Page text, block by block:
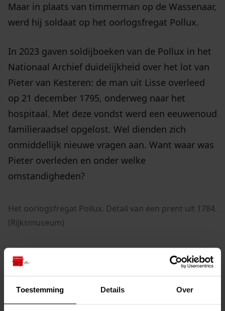
Toestemming Details Over
Maar in plaats van timmerman op de Wassenaar,
werd hij soldaat op het oorlogsfregat Pollux.
In 2023 gaven soldijboeken van de Pollux in het
Nationaal Archief duidelijkheid over het lot van
Pieter van Kesteren: de man uit Lisse overleed
op 21 december 1795, onderweg naar het
hospitaal. Met deze vondst werd een eeuwenoud
familieraadsel opgelost. Wel dienden zich
onmiddellijk nieuwe vragen aan. Want waar was
Pieter overleden en onder welke
omstandigheden?
Het oorlogsfregat Pollux. Detail van een prent uit 1784.
(Rijksmuseum)
marinehospitaal enkhuizen
Onlangs kreeg het onderzoek naar de vermiste
voorvader een nieuwe wending. Via de website